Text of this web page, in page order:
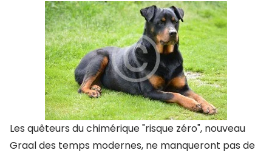
Les quêteurs du chimérique "risque zéro", nouveau
Graal des temps modernes, ne manqueront pas de